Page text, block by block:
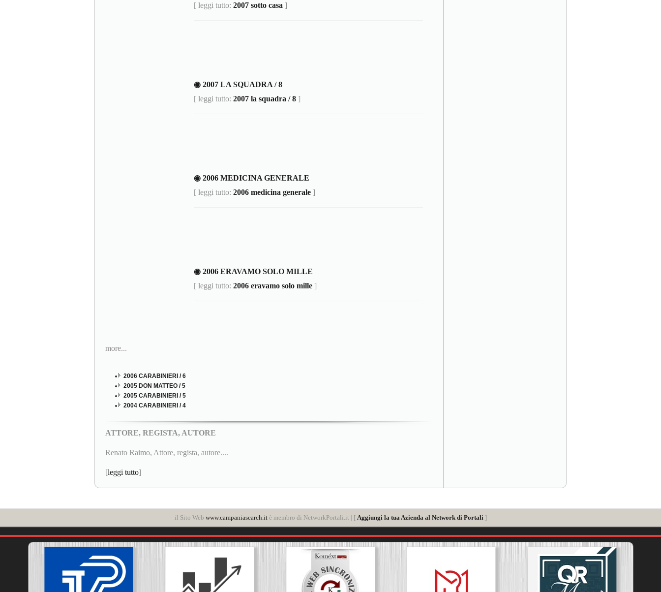
[ leggi tutto: 2007 sotto casa ]
◉ 2007 LA SQUADRA / 8
[ leggi tutto: 2007 la squadra / 8 ]
◉ 2006 MEDICINA GENERALE
[ leggi tutto: 2006 medicina generale ]
◉ 2006 ERAVAMO SOLO MILLE
[ leggi tutto: 2006 eravamo solo mille ]
more...
2006 CARABINIERI / 6
2005 DON MATTEO / 5
2005 CARABINIERI / 5
2004 CARABINIERI / 4
ATTORE, REGISTA, AUTORE
Renato Raimo, Attore, regista, autore....
[leggi tutto]
il Sito Web www.campaniasearch.itè membro di NetworkPortali.it | [ Aggiungi la tua Azienda al Network di Portali ]